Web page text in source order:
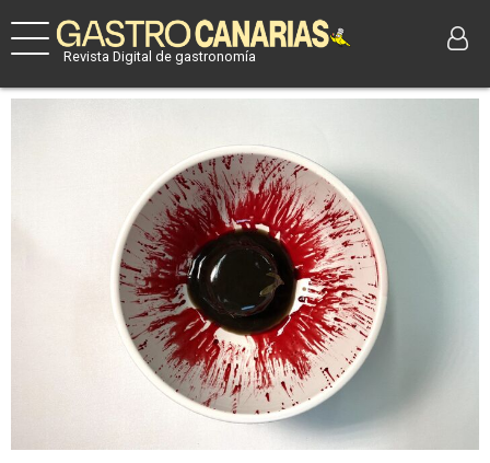
Revista Digital de gastronomía